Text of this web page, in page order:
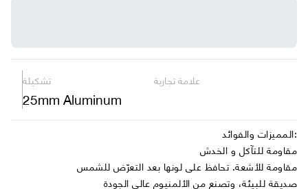
تشكيلة
25mm Aluminum
علامة تجارية
المميزات والفوائد:
مقاومة للتآكل و الخدش
مقاومة للأشعة. تحافظ على لونها بعد التعرّض للشمس
صديقة للبيئة، وتصنع من الألمنيوم عالي الجودة